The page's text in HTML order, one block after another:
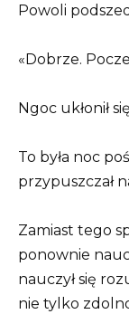
Powoli
«Dobrze.
Ngoc ukłonił
To była noc
przypuszczał
Zamiast tego
ponownie
nauczył się
nie tylko